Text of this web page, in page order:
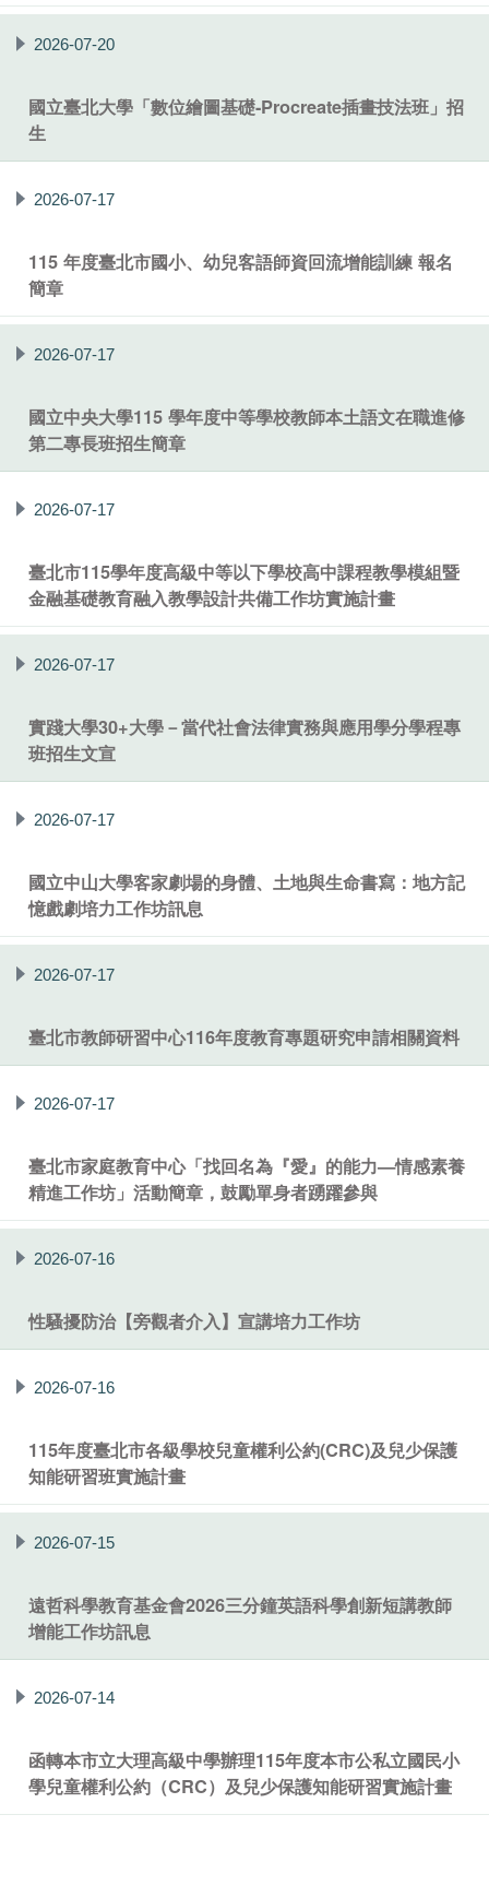
2026-07-20
國立臺北大學「數位繪圖基礎-Procreate插畫技法班」招
生
2026-07-17
115 年度臺北市國小、幼兒客語師資回流增能訓練 報名
簡章
2026-07-17
國立中央大學115 學年度中等學校教師本土語文在職進修
第二專長班招生簡章
2026-07-17
臺北市115學年度高級中等以下學校高中課程教學模組暨
金融基礎教育融入教學設計共備工作坊實施計畫
2026-07-17
實踐大學30+大學－當代社會法律實務與應用學分學程專
班招生文宣
2026-07-17
國立中山大學客家劇場的身體、土地與生命書寫：地方記
憶戲劇培力工作坊訊息
2026-07-17
臺北市教師研習中心116年度教育專題研究申請相關資料
2026-07-17
臺北市家庭教育中心「找回名為『愛』的能力—情感素養
精進工作坊」活動簡章，鼓勵單身者踴躍參與
2026-07-16
性騷擾防治【旁觀者介入】宣講培力工作坊
2026-07-16
115年度臺北市各級學校兒童權利公約(CRC)及兒少保護
知能研習班實施計畫
2026-07-15
遠哲科學教育基金會2026三分鐘英語科學創新短講教師
增能工作坊訊息
2026-07-14
函轉本市立大理高級中學辦理115年度本市公私立國民小
學兒童權利公約（CRC）及兒少保護知能研習實施計畫